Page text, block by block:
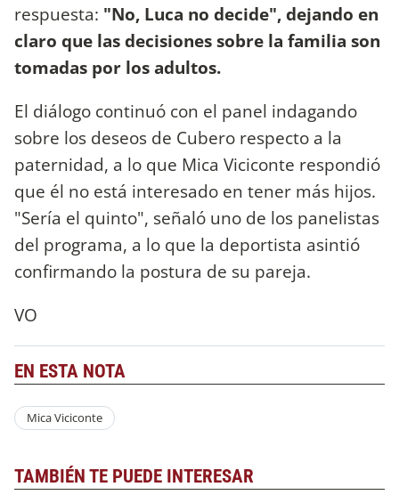
respuesta: "No, Luca no decide", dejando en
claro que las decisiones sobre la familia son
tomadas por los adultos.
El diálogo continuó con el panel indagando
sobre los deseos de Cubero respecto a la
paternidad, a lo que Mica Viciconte respondió
que él no está interesado en tener más hijos.
"Sería el quinto", señaló uno de los panelistas
del programa, a lo que la deportista asintió
confirmando la postura de su pareja.
VO
EN ESTA NOTA
Mica Viciconte
TAMBIÉN TE PUEDE INTERESAR